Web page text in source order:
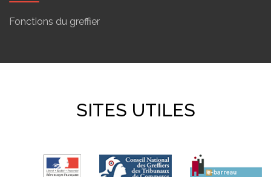
Fonctions du greffier
SITES UTILES